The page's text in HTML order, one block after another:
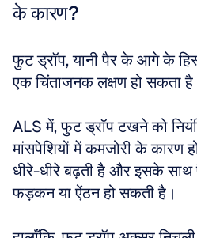
के कारण?
फुट ड्रॉप, यानी पैर के आगे के
एक चिंताजनक लक्षण हो सकता
ALS में, फुट ड्रॉप टखने को
मांसपेशियों में कमजोरी के कारण
धीरे-धीरे बढ़ती है और इसके साथ
फड़कन या ऐंठन हो सकती है।